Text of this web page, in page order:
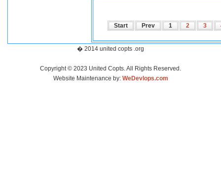
Start Prev 1 2 3
� 2014 united copts .org
Copyright © 2023 United Copts. All Rights Reserved.
Website Maintenance by: WeDevlops.com